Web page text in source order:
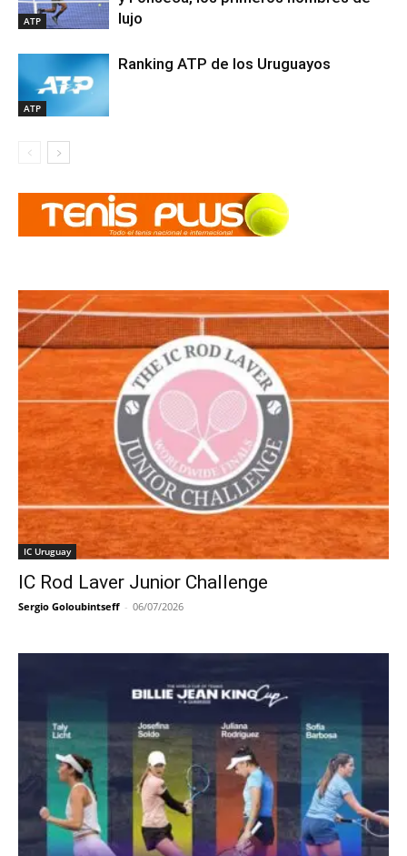
ATP
lujo
ATP
Ranking ATP de los Uruguayos
IC Uruguay
IC Rod Laver Junior Challenge
Sergio Goloubintseff - 06/07/2026